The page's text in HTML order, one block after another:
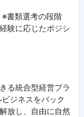
※書類選考の段階
験に応じたポジシ
る統合型経営プラ
ジネスをバック
放し、自由に自然